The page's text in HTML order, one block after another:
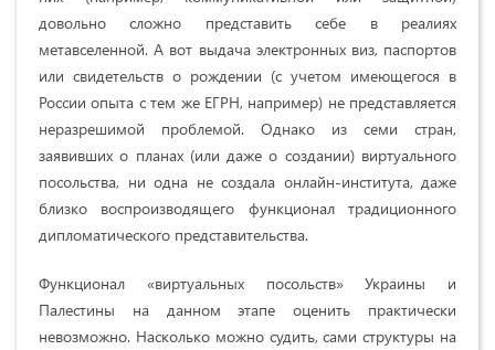
довольно сложно представить себе в реалиях
метавселенной. А вот выдача электронных виз, паспортов
или свидетельств о рождении (с учетом имеющегося в
России опыта с тем же ЕГРН, например) не представляется
неразрешимой проблемой. Однако из семи стран,
заявивших о планах (или даже о создании) виртуального
посольства, ни одна не создала онлайн-института, даже
близко воспроизводящего функционал традиционного
дипломатического представительства.
Функционал «виртуальных посольств» Украины и
Палестины на данном этапе оценить практически
невозможно. Насколько можно судить, сами структуры на